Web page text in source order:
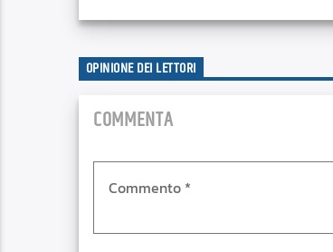
OPINIONE DEI LETTORI
COMMENTA